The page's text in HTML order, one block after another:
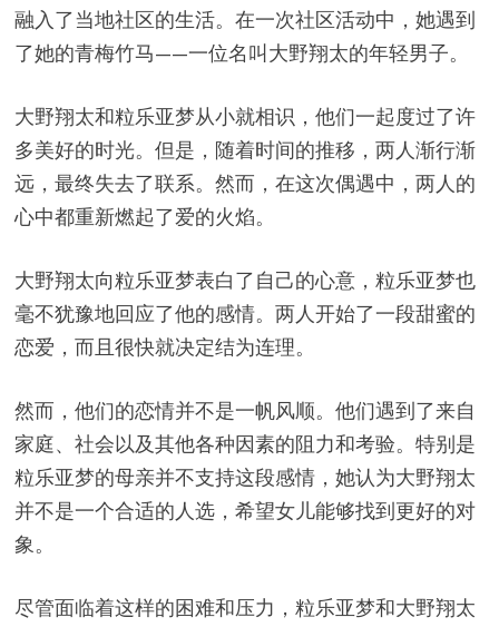
融入了当地社区的生活。在一次社区活动中，她遇到
了她的青梅竹马——一位名叫大野翔太的年轻男子。
大野翔太和粒乐亚梦从小就相识，他们一起度过了许
多美好的时光。但是，随着时间的推移，两人渐行渐
远，最终失去了联系。然而，在这次偶遇中，两人的
心中都重新燃起了爱的火焰。
大野翔太向粒乐亚梦表白了自己的心意，粒乐亚梦也
毫不犹豫地回应了他的感情。两人开始了一段甜蜜的
恋爱，而且很快就决定结为连理。
然而，他们的恋情并不是一帆风顺。他们遇到了来自
家庭、社会以及其他各种因素的阻力和考验。特别是
粒乐亚梦的母亲并不支持这段感情，她认为大野翔太
并不是一个合适的人选，希望女儿能够找到更好的对
象。
尽管面临着这样的困难和压力，粒乐亚梦和大野翔太